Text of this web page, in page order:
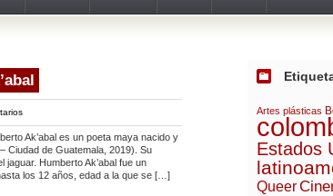
Ak’abal es un poeta maya nacido y
Ciudad de Guatemala, 2019). Su
jaguar. Humberto Ak’abal fue un
los 12 años, edad a la que se […]
Artes plásticas
Estados
Queer